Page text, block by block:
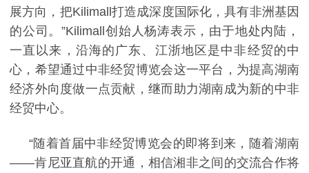
展方向，把Kilimall打造成深度国际化，具有非洲基因
的公司。”Kilimall创始人杨涛表示，由于地处内陆，
一直以来，沿海的广东、江浙地区是中非经贸的中
心，希望通过中非经贸博览会这一平台，为提高湖南
经济外向度做一点贡献，继而助力湖南成为新的中非
经贸中心。
“随着首届中非经贸博览会的即将到来，随着湖南
——肯尼亚直航的开通，相信湘非之间的交流合作将